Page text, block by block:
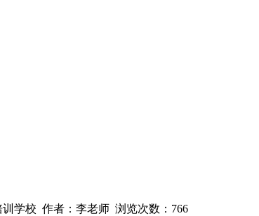
学校 作者：李老师 浏览次数： 766